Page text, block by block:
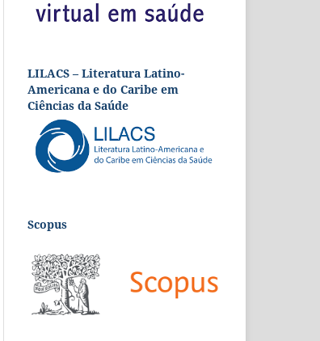
LILACS – Literatura Latino-
Americana e do Caribe em
Ciências da Saúde
Scopus